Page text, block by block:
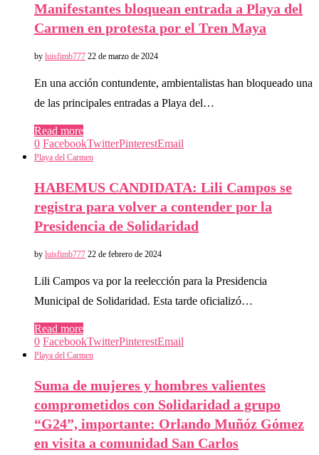
Manifestantes bloquean entrada a Playa del
Carmen en protesta por el Tren Maya
by luisfimb777 22 de marzo de 2024
En una acción contundente, ambientalistas han bloqueado una
de las principales entradas a Playa del…
Read more
0 FacebookTwitterPinterestEmail
Playa del Carmen
HABEMUS CANDIDATA: Lili Campos se
registra para volver a contender por la
Presidencia de Solidaridad
by luisfimb777 22 de febrero de 2024
Lili Campos va por la reelección para la Presidencia
Municipal de Solidaridad. Esta tarde oficializó…
Read more
0 FacebookTwitterPinterestEmail
Playa del Carmen
Suma de mujeres y hombres valientes
comprometidos con Solidaridad a grupo
“G24”, importante: Orlando Muñóz Gómez
en visita a comunidad San Carlos